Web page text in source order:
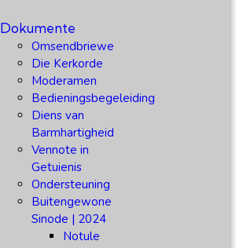
Dokumente
Omsendbriewe
Die Kerkorde
Moderamen
Bedieningsbegeleiding
Diens van
Barmhartigheid
Vennote in
Getuienis
Ondersteuning
Buitengewone
Sinode | 2024
Notule